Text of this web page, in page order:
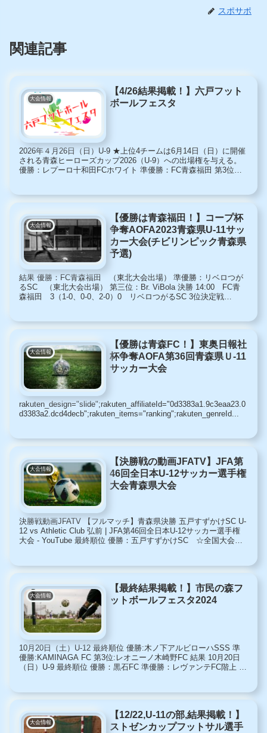
スポサポ
関連記事
大会情報
【4/26結果掲載！】六戸フット
ボールフェスタ
2026年４月26日（日）U-9 ★上位4チームは6月14日（日）に開催
される青森ヒーローズカップ2026（U-9）への出場権を与える。
優勝：レプーロ十和田FCホワイト 準優勝：FC青森福田 第3位：
大会情報
【優勝は青森福田！】コープ杯
争奪AOFA2023青森県U-11サッ
カー大会(チビリンピック青森県
予選)
結果 優勝：FC青森福田 （東北大会出場） 準優勝：リベロつが
るSC （東北大会出場） 第三位：Br. ViBola 決勝 14:00 FC青
森福田 3（1-0、0-0、2-0）0 リベロつがるSC 3位決定戦
大会情報
【優勝は青森FC！】東奥日報社
杯争奪AOFA第36回青森県Ｕ-11
サッカー大会
rakuten_design="slide";rakuten_affiliateId="0d3383a1.9c3eaa23.0
d3383a2.dcd4decb";rakuten_items="ranking";rakuten_genreId...
大会情報
【決勝戦の動画JFATV】JFA第
46回全日本U-12サッカー選手権
大会青森県大会
決勝戦動画JFATV 【フルマッチ】青森県決勝 五戸すずかけSC U-
12 vs Athletic Club 弘前 | JFA第46回全日本U-12サッカー選手権
大会 - YouTube 最終順位 優勝：五戸すずかけSC ☆全国大会出
大会情報
【最終結果掲載！】市民の森フ
ットボールフェスタ2024
10月20日（土）U-12 最終順位 優勝:木ノ下アルビローハSSS 準
優勝:KAMINAGA FC 第3位:レオニーノ木崎野FC 結果 10月20日
（日）U-9 最終順位 優勝：黒石FC 準優勝：レヴァンテFC階上 第
大会情報
【12/22,U-11の部,結果掲載！】
ストゼンカップフットサル選手